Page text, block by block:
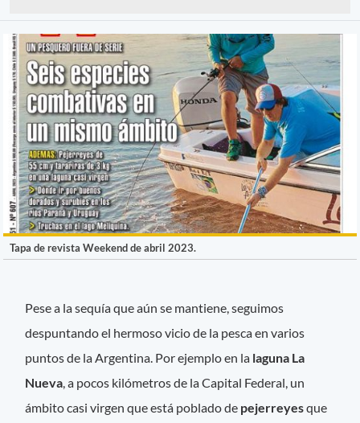
Tapa de revista Weekend de abril 2023.
Pese a la sequía que aún se mantiene, seguimos
despuntando el hermoso vicio de la pesca en varios
puntos de la Argentina. Por ejemplo en la laguna La
Nueva , a pocos kilómetros de la Capital Federal, un
ámbito casi virgen que está poblado de pejerreyesque